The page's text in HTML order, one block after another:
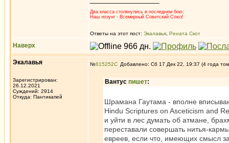
Два класса столкнулись в последнем бою;
Наш лозунг - Всемирный Советский Союз!
Ответы на этот пост: Экалавья Рената Скот
Наверх
Экалавья
Зарегистрирован:
26.12.2021
Суждений: 2914
Откуда: Пантикапей
№615252 Добавлено: Сб 17 Дек 22, 19:37 (4 года
Вантус пишет:
Шрамана Гаутама - вполне
Hindu Scriptures on Asceticism and
и уйти в лес думать об атмане,
переставали совершать нитья-
евреев, если что, имеющих смысл